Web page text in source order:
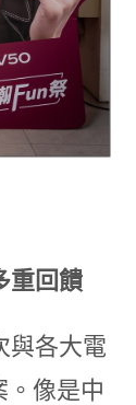
重回饋
與各大電
。像是中